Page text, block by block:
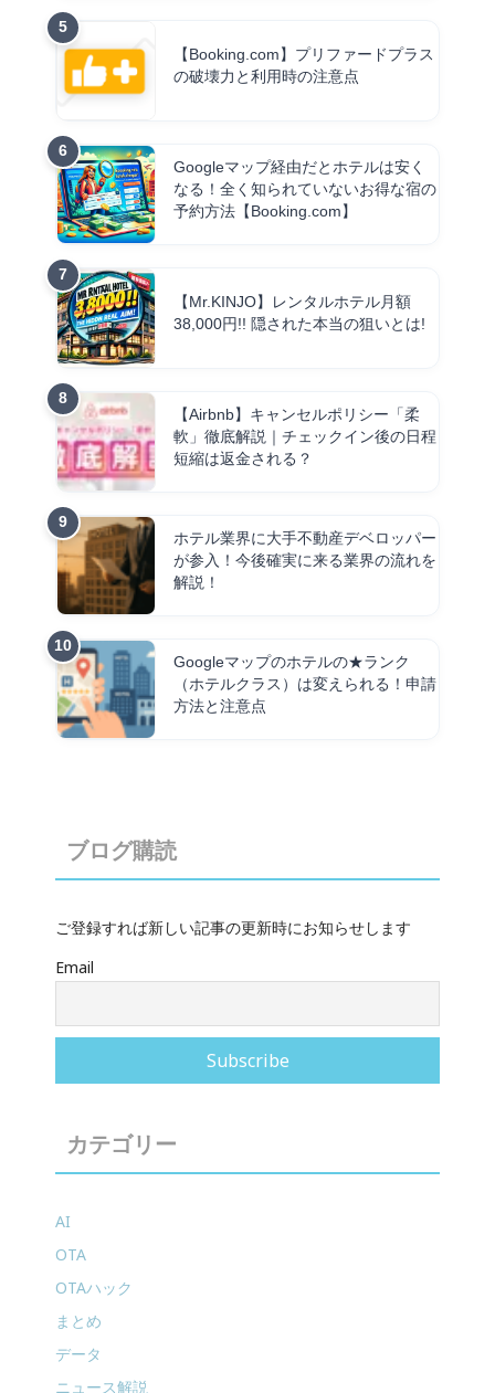
【Booking.com】プリファードプラス
の破壊力と利用時の注意点
Googleマップ経由だとホテルは安く
なる！全く知られていないお得な宿の
予約方法【Booking.com】
【Mr.KINJO】レンタルホテル月額
38,000円!! 隠された本当の狙いとは!
【Airbnb】キャンセルポリシー「柔
軟」徹底解説｜チェックイン後の日程
短縮は返金される？
ホテル業界に大手不動産デベロッパー
が参入！今後確実に来る業界の流れを
解説！
Googleマップのホテルの★ランク
（ホテルクラス）は変えられる！申請
方法と注意点
ブログ購読
ご登録すれば新しい記事の更新時にお知らせします
Email
カテゴリー
AI
OTA
OTAハック
まとめ
データ
ニュース解説